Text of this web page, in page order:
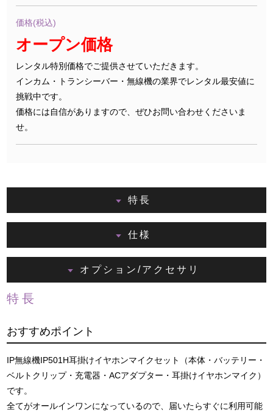
価格(税込)
オープン価格
レンタル特別価格でご提供させていただきます。
インカム・トランシーバー・無線機の業界でレンタル最安値に
挑戦中です。
価格には自信がありますので、ぜひお問い合わせくださいま
せ。
特長
仕様
オプション/アクセサリ
特長
おすすめポイント
IP無線機IP501H耳掛けイヤホンマイクセット（本体・バッテリー・
ベルトクリップ・充電器・ACアダプター・耳掛けイヤホンマイク）
です。
全てがオールインワンになっているので、届いたらすぐに利用可能